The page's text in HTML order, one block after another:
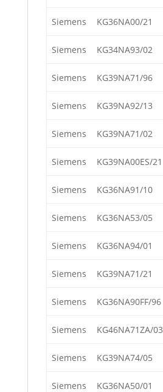
Siemens KG36NA00/21
Siemens KG34NA93/02
Siemens KG39NA71/96
Siemens KG39NA92/13
Siemens KG39NA71/02
Siemens KG39NA00ES/21
Siemens KG36NA91/10
Siemens KG36NA53/05
Siemens KG36NA94/01
Siemens KG39NA71/21
Siemens KG36NA90FF/96
Siemens KG46NA71ZA/03
Siemens KG39NA74/05
Siemens KG36NA50/01